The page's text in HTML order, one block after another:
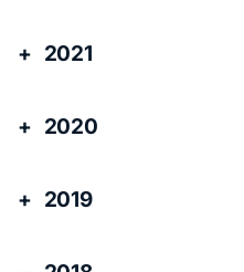
2021
2020
2019